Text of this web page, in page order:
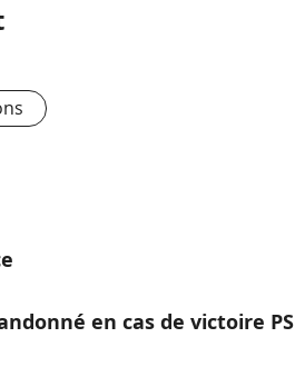
en cas de victoire PS